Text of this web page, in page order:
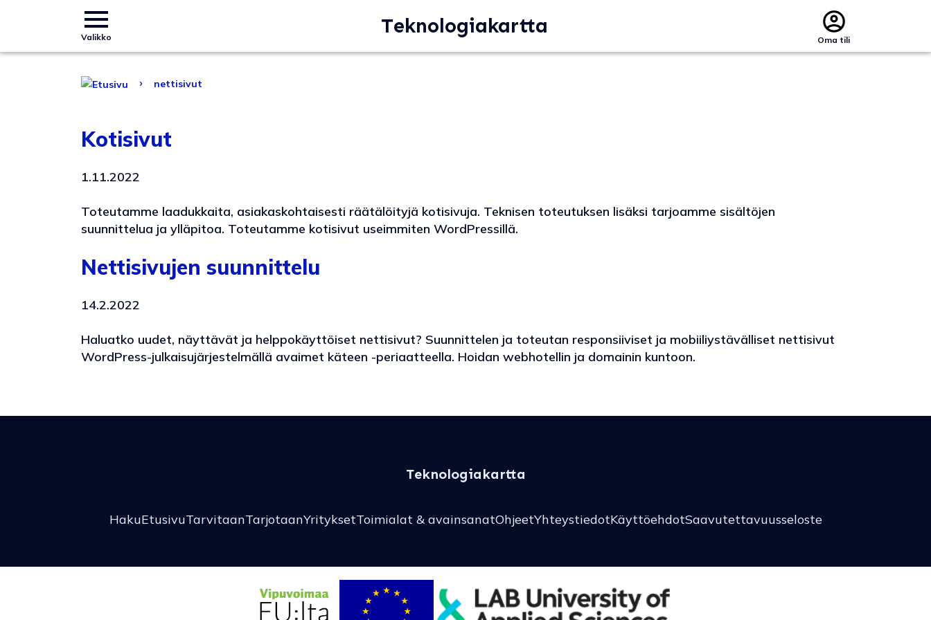
Valikko Teknologiakartta
Oma tili
› nettisivut
Kotisivut
1.11.2022
Toteutamme laadukkaita, asiakaskohtaisesti räätälöityjä kotisivuja. Teknisen toteutuksen lisäksi tarjoamme sisältöjen
suunnittelua ja ylläpitoa. Toteutamme kotisivut useimmiten WordPressillä.
Nettisivujen suunnittelu
14.2.2022
Haluatko uudet, näyttävät ja helppokäyttöiset nettisivut? Suunnittelen ja toteutan responsiiviset ja mobiiliystävälliset nettisivut
WordPress-julkaisujärjestelmällä avaimet käteen -periaatteella. Hoidan webhotellin ja domainin kuntoon.
Teknologiakartta
HakuEtusivuTarvitaanTarjotaanYrityksetToimialat & avainsanatOhjeetYhteystiedotKäyttöehdotSaavutettavuusseloste